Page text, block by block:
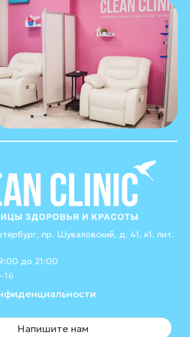
пр. Шуваловский, д. 41, к1, лит.
до 21:00
16
Напишите нам